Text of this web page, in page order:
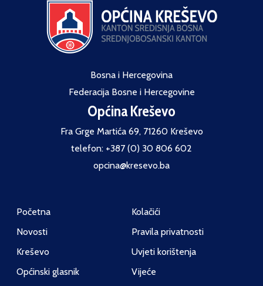
Bosna i Hercegovina
Federacija Bosne i Hercegovine
Općina Kreševo
Fra Grge Martića 69, 71260 Kreševo
telefon: +387 (0) 30 806 602
opcina@kresevo.ba
Početna
Novosti
Kreševo
Općinski glasnik
Kolačići
Pravila privatnosti
Uvjeti korištenja
Vijeće